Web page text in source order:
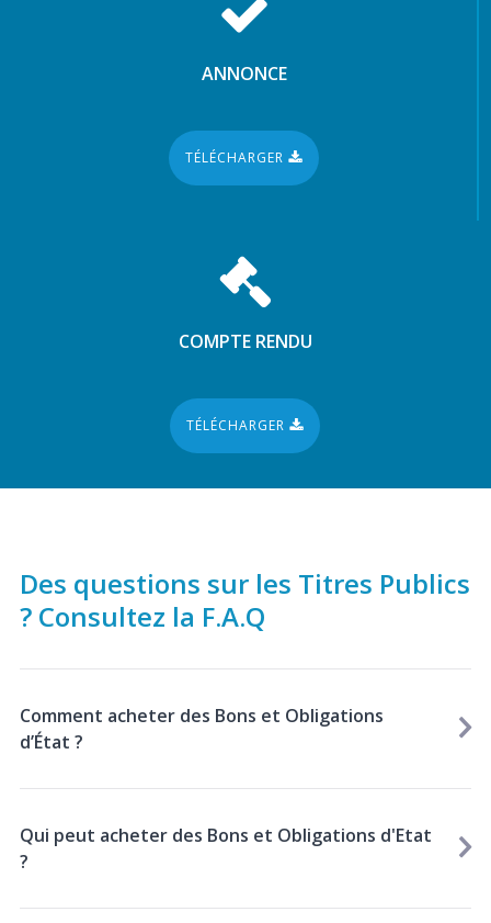
ANNONCE
TÉLÉCHARGER
COMPTE RENDU
TÉLÉCHARGER
Des questions sur les Titres Publics
? Consultez la F.A.Q
Comment acheter des Bons et Obligations
d’État ?
Qui peut acheter des Bons et Obligations d'Etat
?